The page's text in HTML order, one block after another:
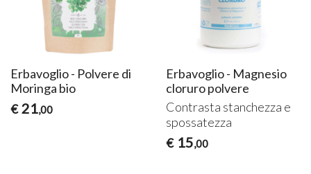
Erbavoglio - Polvere di
Moringa bio
€ 21,00
Erbavoglio - Magnesio
cloruro polvere
Contrasta stanchezza e
spossatezza
€ 15,00